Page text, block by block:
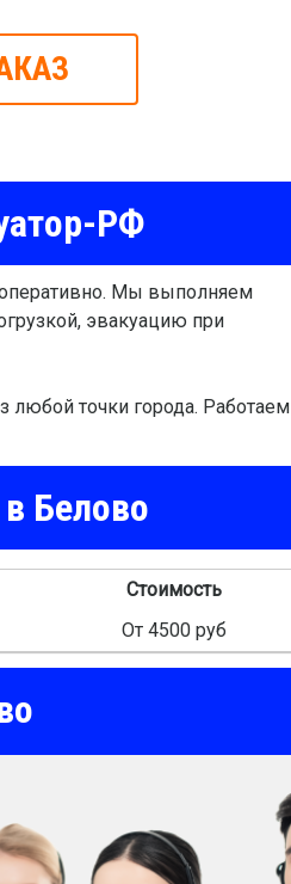
РФ
Мы выполняем
эвакуацию при
любой точки города. Работаем
Белово
Стоимость
От 4500 руб